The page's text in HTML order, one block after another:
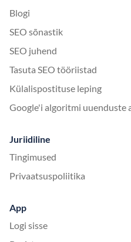
Blogi
SEO sõnastik
SEO juhend
Tasuta SEO tööriistad
Külalispostituse leping
Google'i algoritmi uuenduste
Juriidiline
Tingimused
Privaatsuspoliitika
App
Logi sisse